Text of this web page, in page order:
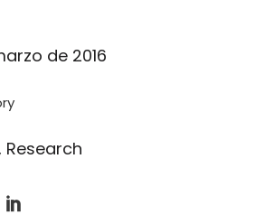
de 2016
Research